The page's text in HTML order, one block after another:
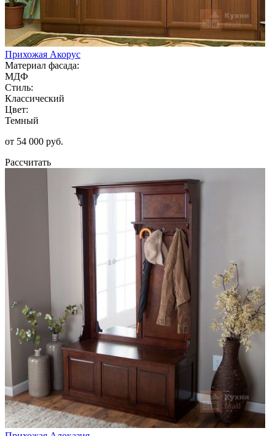
Прихожая Акорус
Материал фасада:
МДФ
Стиль:
Классический
Цвет:
Темный
от 54 000 руб.
Рассчитать